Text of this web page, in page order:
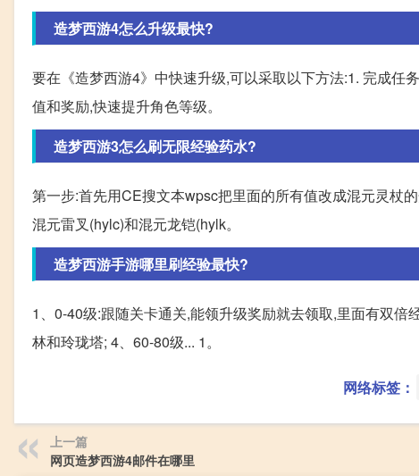
造梦西游4怎么升级最快?
要在《造梦西游4》中快速升级,可以采取以下方法:1. 完成任
值和奖励,快速提升角色等级。
造梦西游3怎么刷无限经验药水?
第一步:首先用CE搜文本wpsc把里面的所有值改成混元灵杖
混元雷叉(hylc)和混元龙铠(hylk。
造梦西游手游哪里刷经验最快?
1、0-40级:跟随关卡通关,能领升级奖励就去领取,里面有双
林和玲珑塔; 4、60-80级... 1。
网络标签：
上一篇
网页造梦西游4邮件在哪里